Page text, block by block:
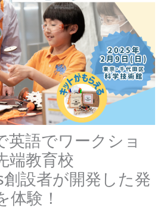
英語でワークショ
端教育校
設者が開発した発
体験！